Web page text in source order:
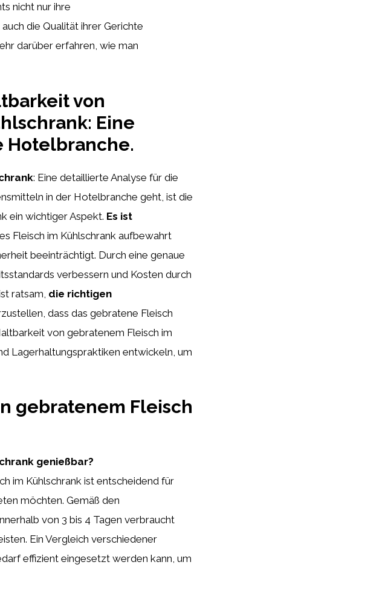
nicht nur ihre
die Qualität ihrer Gerichte
darüber erfahren, wie man
von
Eine
Hotelbranche.
: Eine detaillierte Analyse für die
in der Hotelbranche geht, ist die
ein wichtiger Aspekt. Es ist
Fleisch im Kühlschrank aufbewahrt
beeinträchtigt. Durch eine genaue
verbessern und Kosten durch
ratsam, die richtigen
dass das gebratene Fleisch
von gebratenem Fleisch im
Lagerhaltungspraktiken entwickeln, um
gebratenem Fleisch
genießbar?
im Kühlschrank ist entscheidend für
möchten. Gemäß den
von 3 bis 4 Tagen verbraucht
Ein Vergleich verschiedener
effizient eingesetzt werden kann, um